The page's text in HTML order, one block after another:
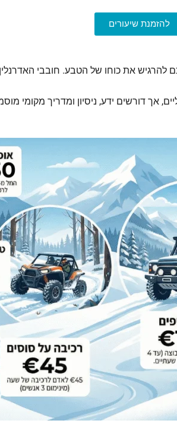
להזמנת שיעורים
את כוחו של הטבע. חובבי
אך דורשים ידע, ניסיון ומדריך מקומי